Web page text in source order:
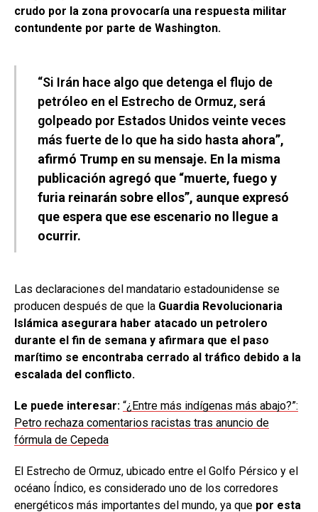
crudo por la zona provocaría una respuesta militar
contundente por parte de Washington.
“Si Irán hace algo que detenga el flujo de
petróleo en el Estrecho de Ormuz, será
golpeado por Estados Unidos veinte veces
más fuerte de lo que ha sido hasta ahora”,
afirmó Trump en su mensaje. En la misma
publicación agregó que “muerte, fuego y
furia reinarán sobre ellos”, aunque expresó
que espera que ese escenario no llegue a
ocurrir.
Las declaraciones del mandatario estadounidense se
producen después de que la Guardia Revolucionaria
Islámica asegurara haber atacado un petrolero
durante el fin de semana y afirmara que el paso
marítimo se encontraba cerrado al tráfico debido a la
escalada del conflicto.
Le puede interesar: “¿Entre más indígenas más abajo?”:
Petro rechaza comentarios racistas tras anuncio de
fórmula de Cepeda
El Estrecho de Ormuz, ubicado entre el Golfo Pérsico y el
océano Índico, es considerado uno de los corredores
energéticos más importantes del mundo, ya que por esta